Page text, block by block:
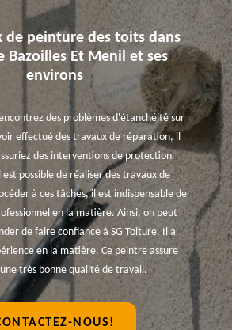
de peinture des toits dans
Bazoilles Et Menil et ses
environs
des problèmes d'étanchéité sur
effectué des travaux de réparation, il
des interventions de protection.
est possible de réaliser des travaux de
à ces tâches, il est indispensable de
en la matière. Ainsi, on peut
de faire confiance à SG Toiture. Il a
en la matière. Ce peintre assure
très bonne qualité de travail.
NOUS!